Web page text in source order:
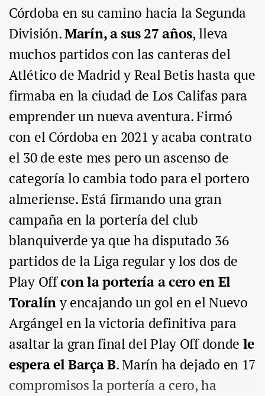
Córdoba en su camino hacia la Segunda
División.Marín, a sus 27 años, lleva
muchos partidos con las canteras del
Atlético de Madrid y Real Betis hasta que
firmaba en la ciudad de Los Califas para
emprender un nueva aventura. Firmó
con el Córdoba en 2021 y acaba contrato
el 30 de este mes pero un ascenso de
categoría lo cambia todo para el portero
almeriense. Está firmando una gran
campaña en la portería del club
blanquiverde ya que ha disputado 36
partidos de la Liga regular y los dos de
Play Offcon la portería a cero en El
Toralíny encajando un gol en el Nuevo
Argángel en la victoria definitiva para
asaltar la gran final del Play Off donde le
espera el Barça B. Marín ha dejado en 17
compromisos la portería a cero, ha